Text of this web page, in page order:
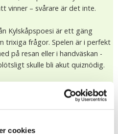
cookies
vinner – svårare är det inte.
Kylskåpspoesi är ett gäng
trixiga frågor. Spelen är i perfekt
på resan eller i handväskan -
skulle bli akut quiznödig.
kr